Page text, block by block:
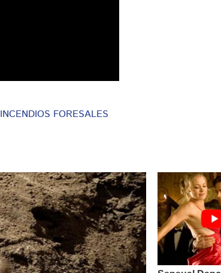
INCENDIOS FORESALES